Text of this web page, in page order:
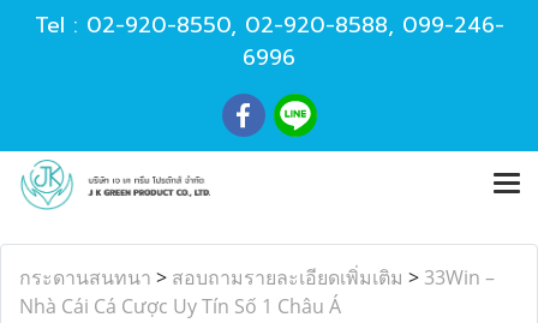
Tel : 02-920-8550, 02-920-8588, 099-246-
6996
กระดานสนทนา > สอบถามรายละเอียดเพิ่มเติม > 33Win –
Nhà Cái Cá Cược Uy Tín Số 1 Châu Á